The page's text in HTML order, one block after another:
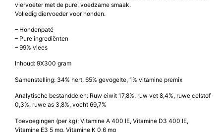
viervoeter met de pure, voedzame smaak.
Volledig diervoeder voor honden.
– Hondenpaté
– Pure ingrediënten
– 99% vlees
Inhoud: 9X300 gram
Samenstelling: 34% hert, 65% gevogelte, 1% vitamine premix
Analytische bestanddelen: Ruw eiwit 17,8%, ruw vet 8,4%, ruwe celstof
0,3%, ruwe as 3,8%, vocht 69,7%
Toevoegingen (per kg): Vitamine A 400 IE, Vitamine D3 400 IE,
Vitamine E3 5 mg, Vitamine K 0,6 mg